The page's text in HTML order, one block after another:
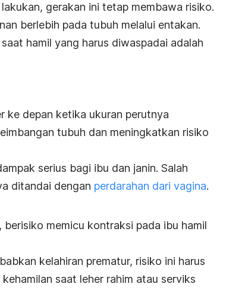
gerakan ini tetap membawa risiko.
berlebih pada tubuh melalui entakan.
hamil yang harus diwaspadai adalah
ke depan ketika ukuran perutnya
tubuh dan meningkatkan risiko
serius bagi ibu dan janin. Salah
ditandai dengan perdarahan dari vagina.
, berisiko memicu kontraksi pada ibu hamil
kelahiran prematur, risiko ini harus
saat leher rahim atau serviks